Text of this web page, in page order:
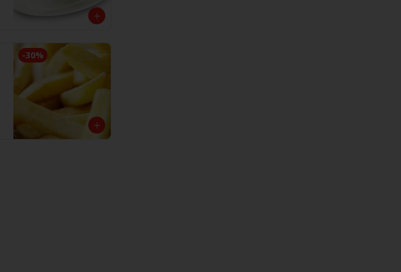
-30%